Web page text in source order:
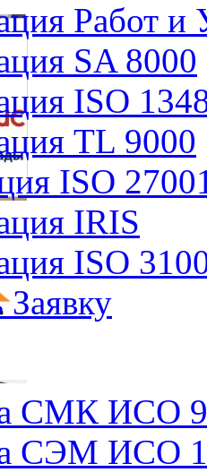
Работ и
SA 8000
ISO
TL 9000
ISO
IRIS
ISO
СМК ИСО
СЭМ ИСО